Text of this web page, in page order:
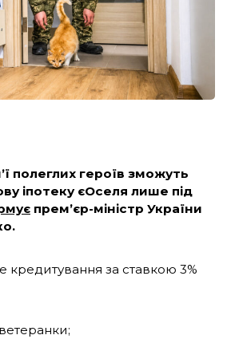
полеглих героїв зможуть
іпотеку єОселя лише під
прем’єр-міністр України
кредитування за ставкою 3%